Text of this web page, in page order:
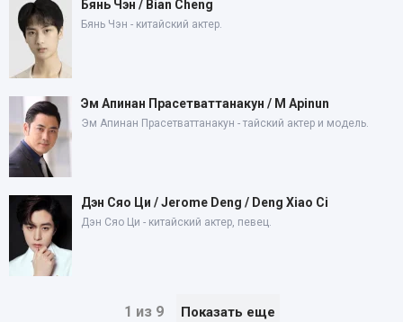
Бянь Чэн / Bian Cheng
Бянь Чэн - китайский актер.
Эм Апинан Прасетваттанакун / M Apinun
Эм Апинан Прасетваттанакун - тайский актер и модель.
Дэн Сяо Ци / Jerome Deng / Deng Xiao Ci
Дэн Сяо Ци - китайский актер, певец.
1 из 9 Показать еще